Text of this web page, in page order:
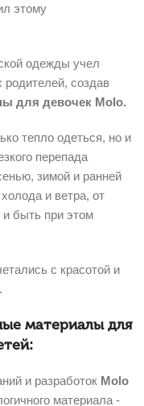
этому
одежды учел
родителей, создав
для девочек Molo.
тепло одеться, но и
перепада
зимой и ранней
и ветра, от
и быть при этом
с красотой и
материалы для
и разработок Molo
материала -